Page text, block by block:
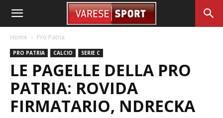
Home Pro Patria
PRO PATRIA CALCIO SERIE C
LE PAGELLE DELLA PRO
PATRIA: ROVIDA
FIRMATARIO, NDRECKA